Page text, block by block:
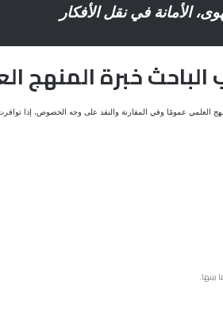
الأمانة في نقل الأفكار
خبرة المنهج
العلمي عمومًا وفي المقارنة والنقد على وجه الخصوص، إذا
بينها.